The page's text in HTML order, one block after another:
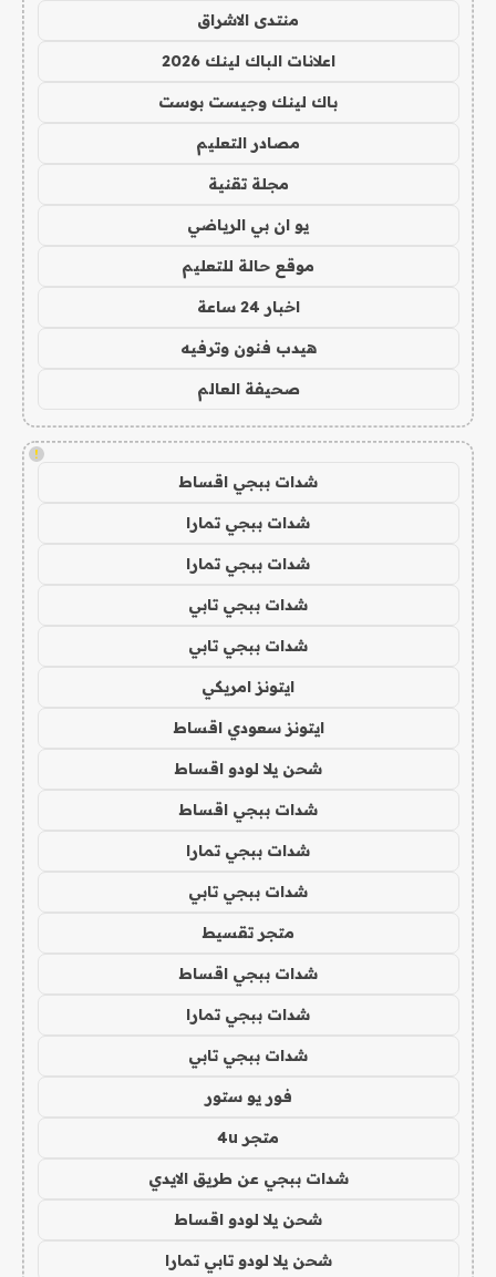
منتدى الاشراق
اعلانات الباك لينك 2026
باك لينك وجيست بوست
مصادر التعليم
مجلة تقنية
يو ان بي الرياضي
موقع حالة للتعليم
اخبار 24 ساعة
هيدب فنون وترفيه
صحيفة العالم
!
شدات ببجي اقساط
شدات ببجي تمارا
شدات ببجي تمارا
شدات ببجي تابي
شدات ببجي تابي
ايتونز امريكي
ايتونز سعودي اقساط
شحن يلا لودو اقساط
شدات ببجي اقساط
شدات ببجي تمارا
شدات ببجي تابي
متجر تقسيط
شدات ببجي اقساط
شدات ببجي تمارا
شدات ببجي تابي
فور يو ستور
متجر 4u
شدات ببجي عن طريق الايدي
شحن يلا لودو اقساط
شحن يلا لودو تابي تمارا